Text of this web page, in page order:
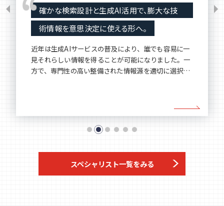
リサーチの専門性とAI技術を掛け合わせ、実
務に使える情報活用基盤をつくります。
業務に必要な情報を速やかに取得する必要性は、さま
ざまな業務シーンで生じます。もっともらしい答えを
得るだけであれば、現在は汎用AIサービスでも容易に
スペシャリスト一覧をみる